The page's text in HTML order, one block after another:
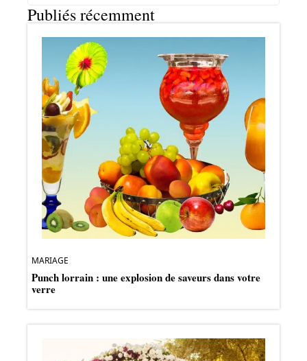
Publiés récemment
MARIAGE
Punch lorrain : une explosion de saveurs dans votre
verre